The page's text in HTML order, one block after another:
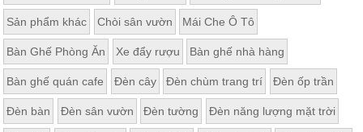
Sản phẩm khác Chòi sân vườn Mái Che Ô Tô
Bàn Ghế Phòng Ăn Xe đẩy rượu Bàn ghế nhà hàng
Bàn ghế quán cafe Đèn cây Đèn chùm trang trí Đèn ốp trần
Đèn bàn Đèn sân vườn Đèn tường Đèn năng lượng mặt trời